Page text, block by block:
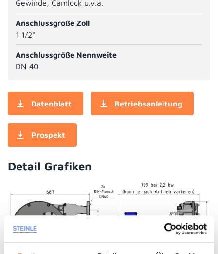
Gewinde, Camlock u.v.a.
Anschlussgröße Zoll
1 1/2"
Anschlussgröße Nennweite
DN 40
Datenblatt Betriebsanleitung
Prospekt
Detail Grafiken